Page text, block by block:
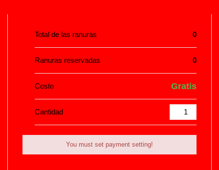
Total de las ranuras 0
Ranuras reservadas 0
Costo Gratis
Cantidad
You must set payment setting!